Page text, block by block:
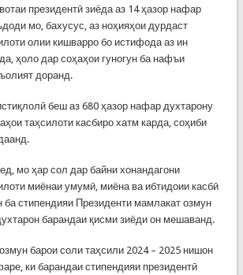
президентӣ зиёда аз 14 ҳазор нафар
мо, бахусус, аз ноҳияҳои дурдаст
олии кишварро бо истифода аз ин
ҳоло дар соҳаҳои гуногун ба нафъи
доранд.
беш аз 680 ҳазор нафар духтарону
таҳсилоти касбиро хатм карда, соҳиби
мо ҳар сол дар байни хонандагони
миёнаи умумӣ, миёна ва ибтидоии касбӣ
ба стипендияи Президенти мамлакат озмун
барандаи қисми зиёди он мешаванд.
барои соли таҳсили 2024 – 2025 нишон
ки барандаи стипендияи президентӣ